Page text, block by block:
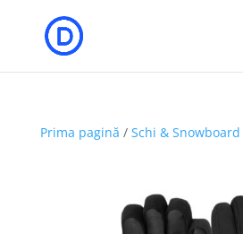
Prima pagină / Schi & Snowboard